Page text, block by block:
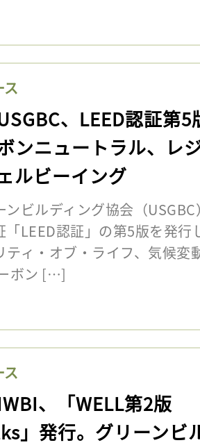
ス
、LEED認証第5
ンニュートラル、レ
ルビーイング
ビルディング協会（
「LEED認証」の第5版を発
ティ・オブ・ライフ、気候変
ボン […]
ス
、「WELL第2版
」発行。グリーンビ